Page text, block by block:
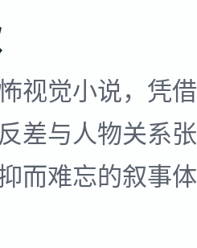
视觉小说，凭借
差与人物关系张
而难忘的叙事体